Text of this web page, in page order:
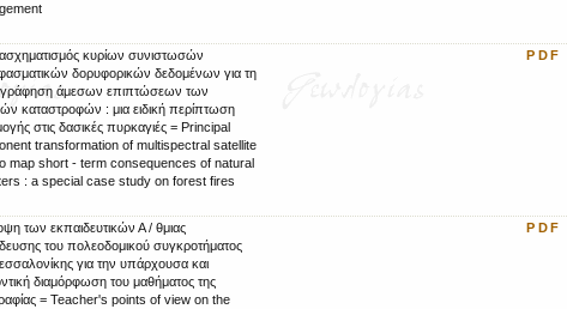
κυρίων συνιστωσών
δορυφορικών δεδομένων για τη
άμεσων επιπτώσεων των
καταστροφών : μια ειδική περίπτωση
στις δασικές πυρκαγιές = Principal
transformation of multispectral satellite
map short - term consequences of natural
: a special case study on forest fires
PDF
των εκπαιδευτικών Α / θμιας
του πολεοδομικού συγκροτήματος
για την υπάρχουσα και
διαμόρφωση του μαθήματος της
= Teacher's points of view on the
PDF